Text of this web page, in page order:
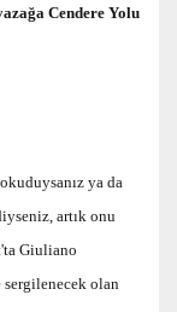
Cendere Yolu
ya da
artık onu
Giuliano
olan